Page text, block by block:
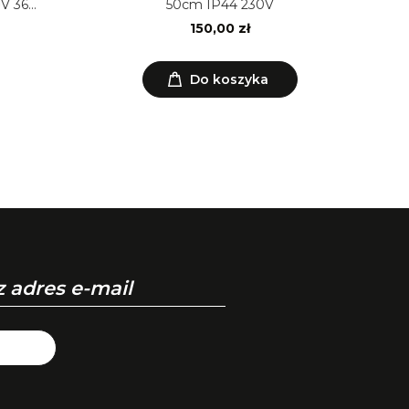
36
50cm IP44 230V
150,00 zł
Do koszyka